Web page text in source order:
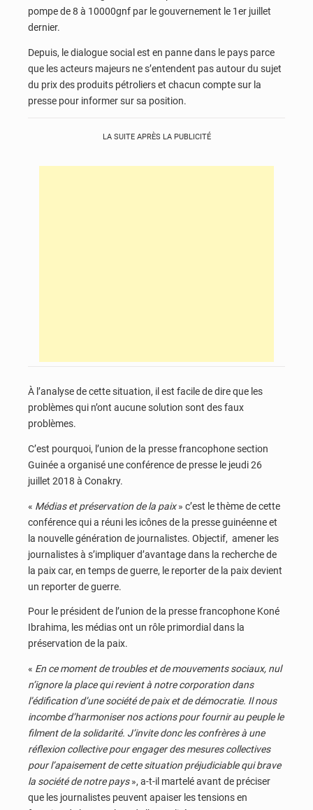
pompe de 8 à 10000gnf par le gouvernement le 1er juillet
dernier.
Depuis, le dialogue social est en panne dans le pays parce
que les acteurs majeurs ne s’entendent pas autour du sujet
du prix des produits pétroliers et chacun compte sur la
presse pour informer sur sa position.
LA SUITE APRÈS LA PUBLICITÉ
À l’analyse de cette situation, il est facile de dire que les
problèmes qui n’ont aucune solution sont des faux
problèmes.
C’est pourquoi, l’union de la presse francophone section
Guinée a organisé une conférence de presse le jeudi 26
juillet 2018 à Conakry.
« Médias et préservation de la paix» c’est le thème de cette
conférence qui a réuni les icônes de la presse guinéenne et
la nouvelle génération de journalistes. Objectif, amener les
journalistes à s’impliquer d’avantage dans la recherche de
la paix car, en temps de guerre, le reporter de la paix devient
un reporter de guerre.
Pour le président de l’union de la presse francophone Koné
Ibrahima, les médias ont un rôle primordial dans la
préservation de la paix.
« En ce moment de troubles et de mouvements sociaux, nul
n’ignore la place qui revient à notre corporation dans
l’édification d’une société de paix et de démocratie. Il nous
incombe d’harmoniser nos actions pour fournir au peuple le
filment de la solidarité. J’invite donc les confrères à une
réflexion collective pour engager des mesures collectives
pour l’apaisement de cette situation préjudiciable qui brave
la société de notre pays», a-t-il martelé avant de préciser
que les journalistes peuvent apaiser les tensions en